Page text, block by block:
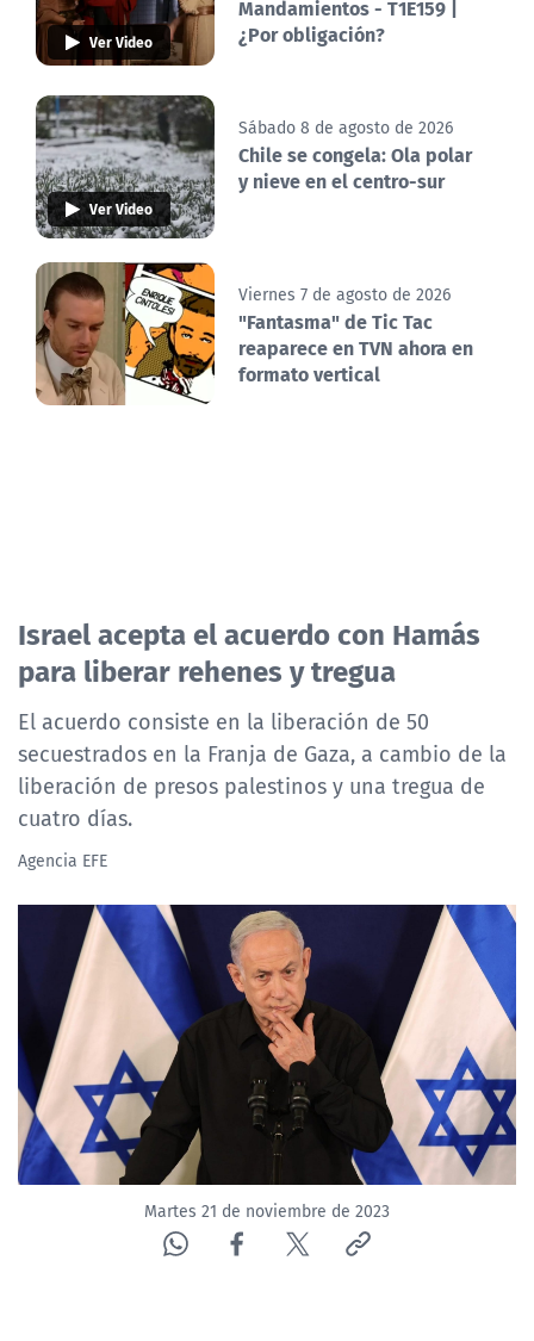
Ver Video
Mandamientos - T1E159 |
¿Por obligación?
Ver Video
Sábado 8 de agosto de 2026
Chile se congela: Ola polar
y nieve en el centro-sur
Viernes 7 de agosto de 2026
"Fantasma" de Tic Tac
reaparece en TVN ahora en
formato vertical
Israel acepta el acuerdo con Hamás
para liberar rehenes y tregua
El acuerdo consiste en la liberación de 50
secuestrados en la Franja de Gaza, a cambio de la
liberación de presos palestinos y una tregua de
cuatro días.
Agencia EFE
Martes 21 de noviembre de 2023